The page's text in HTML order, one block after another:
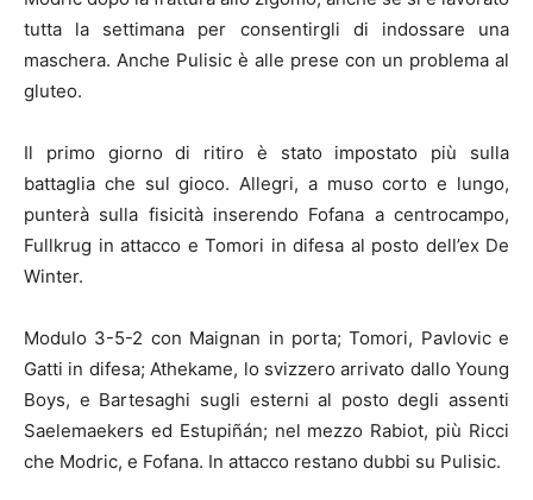
tutta la settimana per consentirgli di indossare una
maschera. Anche Pulisic è alle prese con un problema al
gluteo.
Il primo giorno di ritiro è stato impostato più sulla
battaglia che sul gioco. Allegri, a muso corto e lungo,
punterà sulla fisicità inserendo Fofana a centrocampo,
Fullkrug in attacco e Tomori in difesa al posto dell’ex De
Winter.
Modulo 3-5-2 con Maignan in porta; Tomori, Pavlovic e
Gatti in difesa; Athekame, lo svizzero arrivato dallo Young
Boys, e Bartesaghi sugli esterni al posto degli assenti
Saelemaekers ed Estupiñán; nel mezzo Rabiot, più Ricci
che Modric, e Fofana. In attacco restano dubbi su Pulisic.